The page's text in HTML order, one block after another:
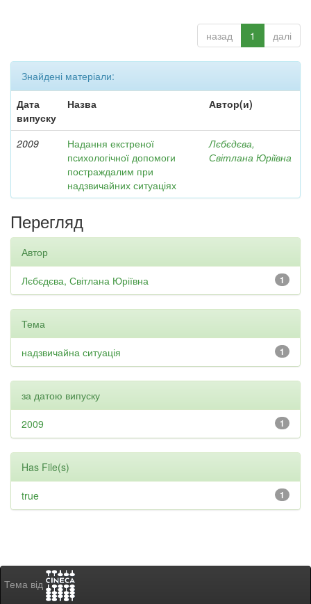
назад 1 далі
Знайдені матеріали:
Дата
випуску
Назва Автор(и)
2009
Надання екстреної
психологічної допомоги
постраждалим при
надзвичайних ситуаціях
Лєбєдєва,
Світлана Юріївна
Перегляд
Автор
1
Лєбєдєва, Світлана Юріївна
Тема
1
надзвичайна ситуація
за датою випуску
1
2009
Has File(s)
1
true
Тема від